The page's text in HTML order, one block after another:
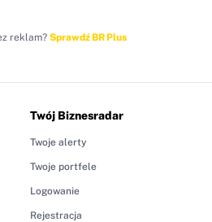
reklam? Sprawdź BR Plus
Twój Biznesradar
Twoje alerty
Twoje portfele
Logowanie
Rejestracja